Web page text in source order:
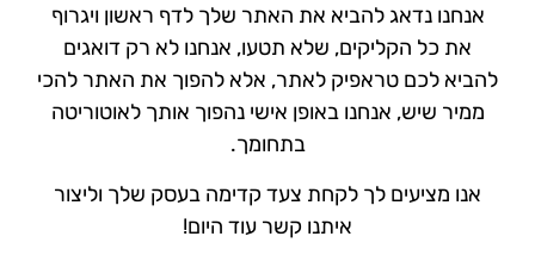
אנחנו נדאג להביא את האתר שלך לדף ראשון ויגרוף
את כל הקליקים, שלא תטעו, אנחנו לא רק דואגים
להביא לכם טראפיק לאתר, אלא להפוך את האתר להכי
ממיר שיש, אנחנו באופן אישי נהפוך אותך לאוטוריטה
בתחומך.
אנו מציעים לך לקחת צעד קדימה בעסק שלך וליצור
איתנו קשר עוד היום!